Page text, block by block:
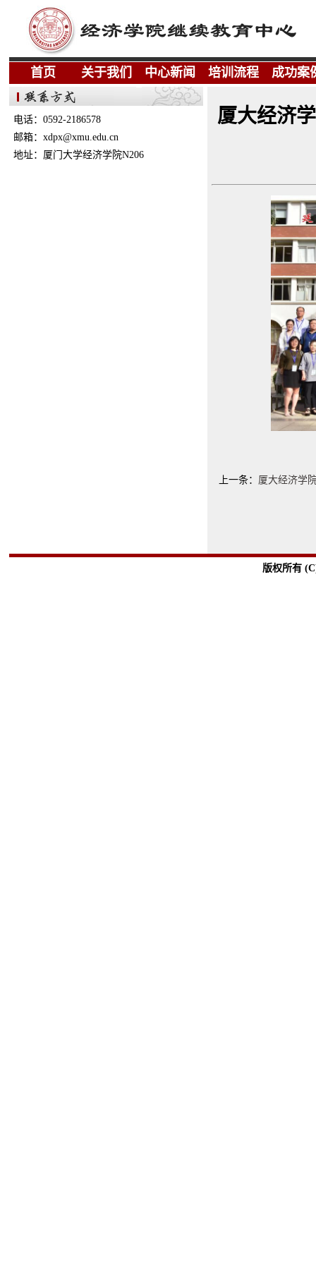
首页 关于我们 中心新闻 培训流程 成功案
电话：0592-2186578
邮箱：xdpx@xmu.edu.cn
地址：厦门大学经济学院N206
厦大经济
上一条： 厦大经济学
版权所有